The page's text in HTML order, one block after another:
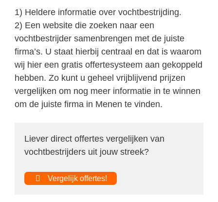
1) Heldere informatie over vochtbestrijding.
2) Een website die zoeken naar een
vochtbestrijder samenbrengen met de juiste
firma’s. U staat hierbij centraal en dat is waarom
wij hier een gratis offertesysteem aan gekoppeld
hebben. Zo kunt u geheel vrijblijvend prijzen
vergelijken om nog meer informatie in te winnen
om de juiste firma in Menen te vinden.
Liever direct offertes vergelijken van
vochtbestrijders uit jouw streek?
Vergelijk offertes!